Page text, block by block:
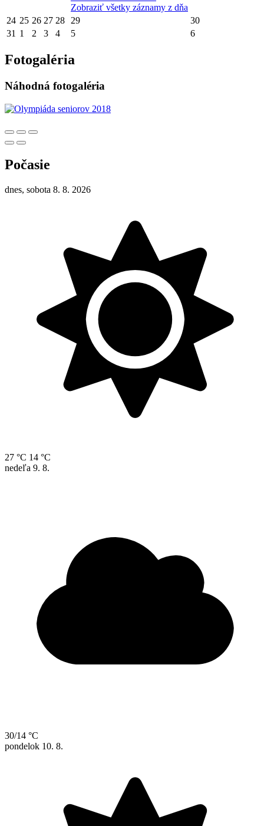
Zobraziť všetky záznamy z dňa
24 25 26 27 28 29
30
31 1 2 3 4 5 6
Fotogaléria
Náhodná fotogaléria
Počasie
dnes, sobota 8. 8. 2026
27 °C 14 °C
nedeľa 9. 8.
30/14 °C
pondelok 10. 8.